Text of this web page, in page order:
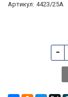
Артикул: 4423/25A